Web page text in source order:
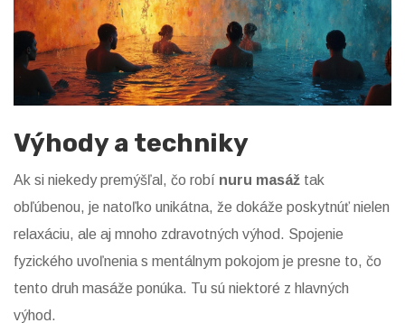
Výhody a techniky
Ak si niekedy premýšľal, čo robí nuru masáž tak
obľúbenou, je natoľko unikátna, že dokáže poskytnúť nielen
relaxáciu, ale aj mnoho zdravotných výhod. Spojenie
fyzického uvoľnenia s mentálnym pokojom je presne to, čo
tento druh masáže ponúka. Tu sú niektoré z hlavných
výhod.